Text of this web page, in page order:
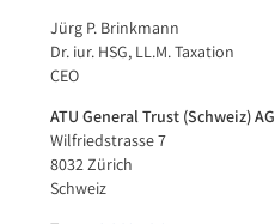
Jürg P. Brinkmann
Dr. iur. HSG, LL.M. Taxation
CEO
ATU General Trust (Schweiz) AG
Wilfriedstrasse 7
8032 Zürich
Schweiz